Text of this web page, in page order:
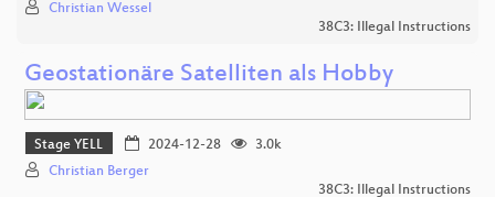
Christian Wessel
38C3: Illegal Instructions
Geostationäre Satelliten als Hobby
Stage YELL 2024-12-28
3.0k
Christian Berger
38C3: Illegal Instructions